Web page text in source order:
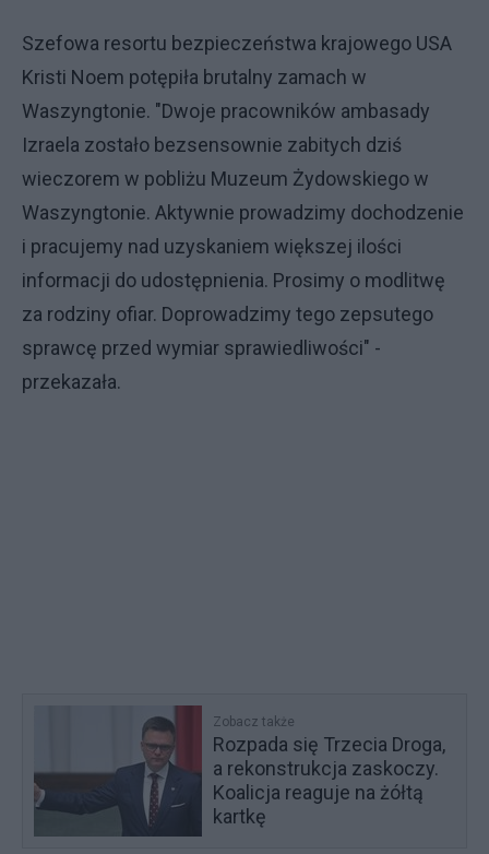
Szefowa resortu bezpieczeństwa krajowego USA
Kristi Noem potępiła brutalny zamach w
Waszyngtonie. "Dwoje pracowników ambasady
Izraela zostało bezsensownie zabitych dziś
wieczorem w pobliżu Muzeum Żydowskiego w
Waszyngtonie. Aktywnie prowadzimy dochodzenie
i pracujemy nad uzyskaniem większej ilości
informacji do udostępnienia. Prosimy o modlitwę
za rodziny ofiar. Doprowadzimy tego zepsutego
sprawcę przed wymiar sprawiedliwości" -
przekazała.
Zobacz także
Rozpada się Trzecia Droga,
a rekonstrukcja zaskoczy.
Koalicja reaguje na żółtą
kartkę